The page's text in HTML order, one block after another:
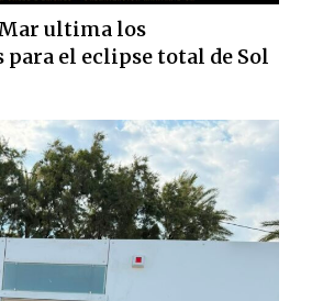
ultima los
el eclipse total de Sol